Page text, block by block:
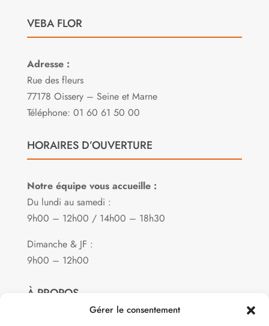
Gérer le consentement
VEBA FLOR
Adresse :
Rue des fleurs
77178 Oissery – Seine et Marne
Téléphone: 01 60 61 50 00
HORAIRES D’OUVERTURE
Notre équipe vous accueille :
Du lundi au samedi :
9h00 – 12h00 / 14h00 – 18h30
Dimanche & JF :
9h00 – 12h00
À PROPOS